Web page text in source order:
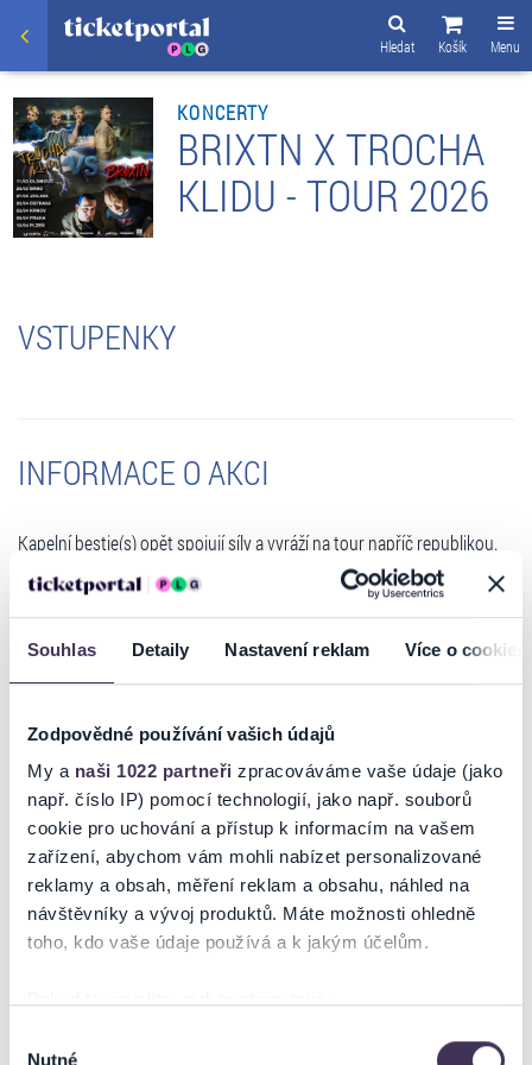
Souhlas Detaily Nastavení reklam Více o cookies
Zodpovědné používání vašich údajů
My a naši 1022 partneři zpracováváme vaše údaje (jako
např. číslo IP) pomocí technologií, jako např. souborů
cookie pro uchování a přístup k informacím na vašem
zařízení, abychom vám mohli nabízet personalizované
reklamy a obsah, měření reklam a obsahu, náhled na
návštěvníky a vývoj produktů. Máte možnosti ohledně
toho, kdo vaše údaje používá a k jakým účelům.
které mohou být přesné na několik metrů
Nutné
Menu
Košík
Hledat
KONCERTY
BRIXTN X TROCHA
KLIDU - TOUR 2026
VSTUPENKY
INFORMACE O AKCI
Kapelní bestie(s) opět spojují síly a vyráží na tour napříč republikou.
Energie, upřímné texty a láska k večírkům, to je to, co spojuje tyto
dvě kapely.
Chystá se 7 výjimečných večerů, které se zapíšou do paměti všem, co
se jich zúčastní.
Vrcholem jarní šňůry bude doposud největší pražský koncert kapel v
Paláci Akropolis.
BRIXTN – česká alternativně popová kapela tvořená bratry
Jelenovými, kteří kombinují syrovou energii živých nástrojů s
moderní produkcí.
Na scéně působí od roku 2017 a jejich tvorba čerpá z osobních
výpovědí, lásky k českému textu a vlivů napříč žánry – od punku přes
elektroniku až po písničkářství.
Nominace na Objev roku Český slavík 2024, virální hity Karma, Porno
– pop-rocková čtyřka, která má za sebou stovky
Číst více